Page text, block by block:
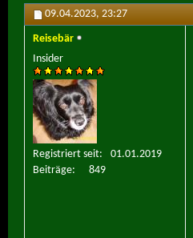
09.04.2023, 23:27
Reisebär
Insider
Registriert seit
01.01.2019
Beiträge
849